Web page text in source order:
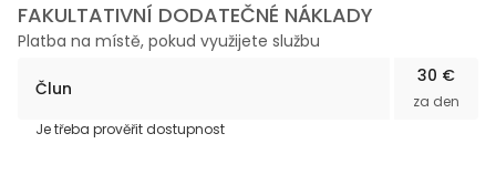
FAKULTATIVNÍ DODATEČNÉ NÁKLADY
Platba na místě, pokud využijete službu
Člun
30 €
za den
Je třeba prověřit dostupnost